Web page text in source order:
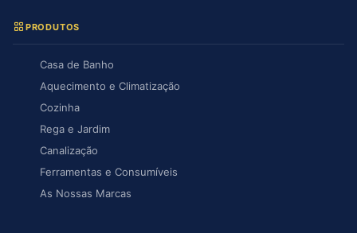
PRODUTOS
Casa de Banho
Aquecimento e Climatização
Cozinha
Rega e Jardim
Canalização
Ferramentas e Consumíveis
As Nossas Marcas